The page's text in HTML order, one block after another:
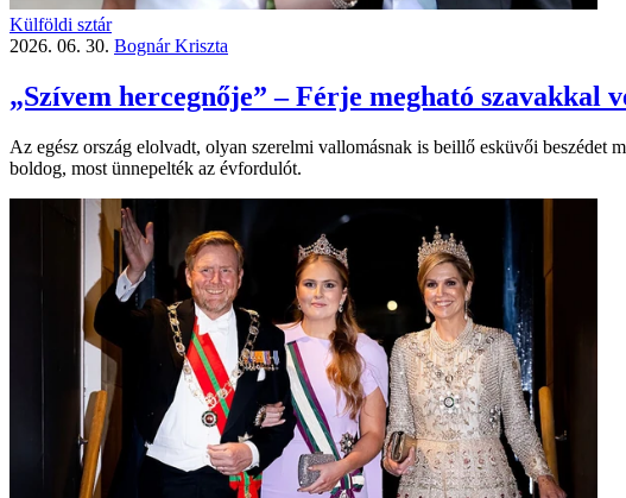
Külföldi sztár
2026. 06. 30. Bognár Kriszta
„Szívem hercegnője” – Férje megható szavakkal
Az egész ország elolvadt, olyan szerelmi vallomásnak is beillő esküvői beszédet
boldog, most ünnepelték az évfordulót.